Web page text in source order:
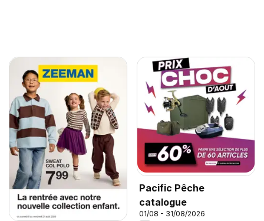
Pacific Pêche
catalogue
01/08 - 31/08/2026